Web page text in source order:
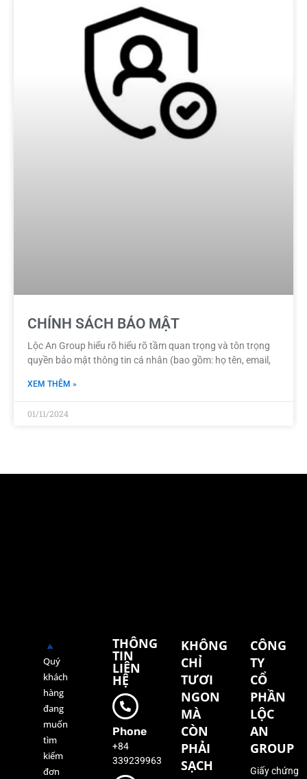
CHÍNH SÁCH BẢO MẬT
Lộc An Group hiểu rõ hiểu rõ tầm quan trọng và tôn trọng
quyền bảo mật thông tin cá nhân (bao gồm: họ tên, email,
XEM THÊM »
01/11/2024
Quý
khách
hàng
đang
muốn
tìm
kiếm
đơn
THÔNG
TIN
LIÊN
HỆ
Phone
+84
339239963
KHÔNG
CHỈ
TƯƠI
NGON
MÀ
CÒN
PHẢI
SẠCH
CÔNG
TY
CỔ
PHẦN
LỘC
AN
GROUP
Giấy chứng